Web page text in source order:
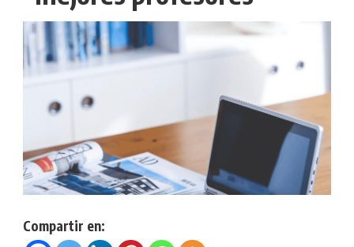
Compartir en: